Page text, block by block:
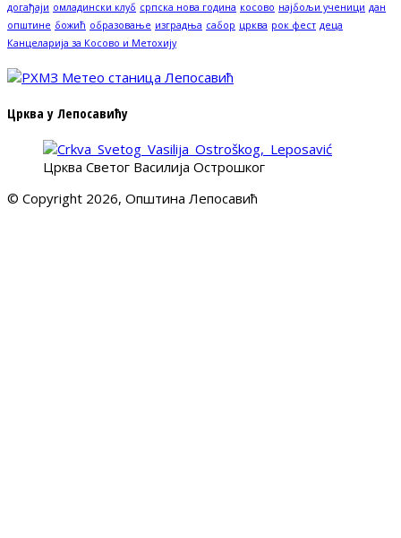
догађаји омладински клуб српска нова година косово најбољи ученици дан
општине божић образовање изградња сабор црква рок фест деца
Канцеларија за Косово и Метохију
Црква у Лепосавићу
Црква Светог Василија Острошког
© Copyright 2026, Општина Лепосавић